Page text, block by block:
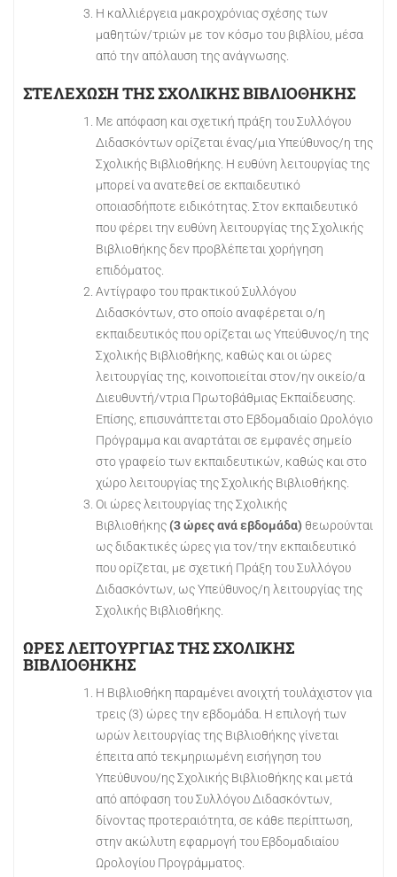
Η καλλιέργεια μακροχρόνιας σχέσης των
μαθητών/τριών με τον κόσμο του βιβλίου, μέσα
από την απόλαυση της ανάγνωσης.
ΣΤΕΛΕΧΩΣΗ ΤΗΣ ΣΧΟΛΙΚΗΣ ΒΙΒΛΙΟΘΗΚΗΣ
Με απόφαση και σχετική πράξη του Συλλόγου
Διδασκόντων ορίζεται ένας/μια Υπεύθυνος/η της
Σχολικής Βιβλιοθήκης. Η ευθύνη λειτουργίας της
μπορεί να ανατεθεί σε εκπαιδευτικό
οποιασδήποτε ειδικότητας. Στον εκπαιδευτικό
που φέρει την ευθύνη λειτουργίας της Σχολικής
Βιβλιοθήκης δεν προβλέπεται χορήγηση
επιδόματος.
Αντίγραφο του πρακτικού Συλλόγου
Διδασκόντων, στο οποίο αναφέρεται ο/η
εκπαιδευτικός που ορίζεται ως Υπεύθυνος/η της
Σχολικής Βιβλιοθήκης, καθώς και οι ώρες
λειτουργίας της, κοινοποιείται στον/ην οικείο/α
Διευθυντή/ντρια Πρωτοβάθμιας Εκπαίδευσης.
Επίσης, επισυνάπτεται στο Εβδομαδιαίο Ωρολόγιο
Πρόγραμμα και αναρτάται σε εμφανές σημείο
στο γραφείο των εκπαιδευτικών, καθώς και στο
χώρο λειτουργίας της Σχολικής Βιβλιοθήκης.
Οι ώρες λειτουργίας της Σχολικής
Βιβλιοθήκης (3 ώρες ανά εβδομάδα) θεωρούνται
ως διδακτικές ώρες για τον/την εκπαιδευτικό
που ορίζεται, με σχετική Πράξη του Συλλόγου
Διδασκόντων, ως Υπεύθυνος/η λειτουργίας της
Σχολικής Βιβλιοθήκης.
ΩΡΕΣ ΛΕΙΤΟΥΡΓΙΑΣ ΤΗΣ ΣΧΟΛΙΚΗΣ
ΒΙΒΛΙΟΘΗΚΗΣ
Η Βιβλιοθήκη παραμένει ανοιχτή τουλάχιστον για
τρεις (3) ώρες την εβδομάδα. Η επιλογή των
ωρών λειτουργίας της Βιβλιοθήκης γίνεται
έπειτα από τεκμηριωμένη εισήγηση του
Υπεύθυνου/ης Σχολικής Βιβλιοθήκης και μετά
από απόφαση του Συλλόγου Διδασκόντων,
δίνοντας προτεραιότητα, σε κάθε περίπτωση,
στην ακώλυτη εφαρμογή του Εβδομαδιαίου
Ωρολογίου Προγράμματος.